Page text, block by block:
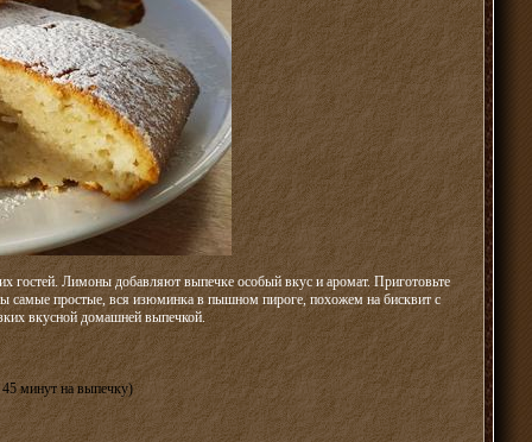
гостей. Лимоны добавляют выпечке особый вкус и аромат. Приготовьте
самые простые, вся изюминка в пышном пироге, похожем на бисквит с
вкусной домашней выпечкой.
минут на выпечку)